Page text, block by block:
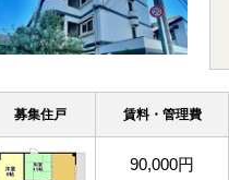
募集住戸 賃料・管理費
90,000円